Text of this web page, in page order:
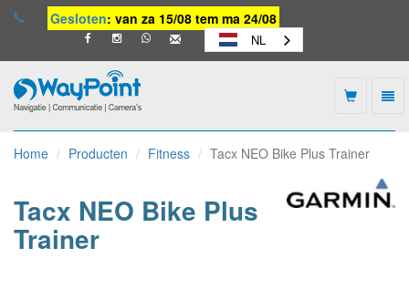
Gesloten: van za 15/08 tem ma 24/08
NL
-
naar
Home Producten Fitness Tacx NEO Bike Plus Trainer
Tacx NEO Bike Plus
Trainer